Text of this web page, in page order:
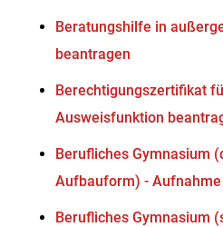
Beratungshilfe in
beantragen
Berechtigungszertifikat
Ausweisfunktion
Berufliches Gymnasium
Aufbauform) -
Berufliches Gymnasium